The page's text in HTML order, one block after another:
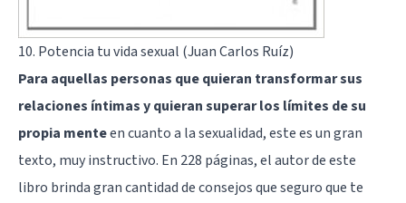
10. Potencia tu vida sexual (Juan Carlos Ruíz)
Para aquellas personas que quieran transformar sus
relaciones íntimas y quieran superar los límites de su
propia menteen cuanto a la sexualidad, este es un gran
texto, muy instructivo. En 228 páginas, el autor de este
libro brinda gran cantidad de consejos que seguro que te